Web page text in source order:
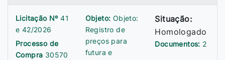
Licitação Nº41
e 42/2026
Processo de
Compra 30570
Objeto: Objeto:
Registro de
preços para
futura e
Situação:
Homologado
Documentos: 2